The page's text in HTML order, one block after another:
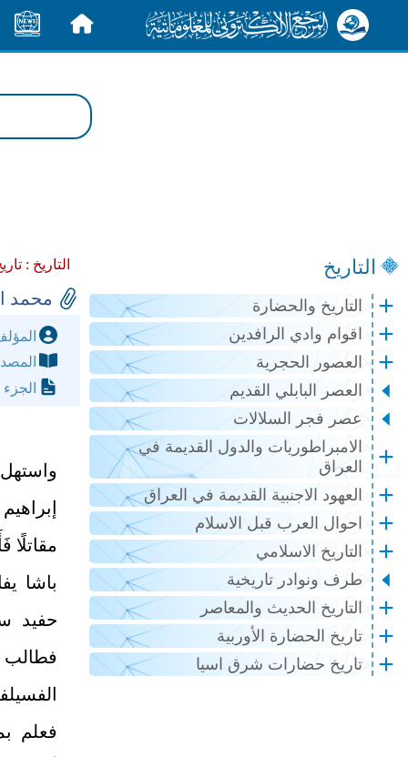
التاريخ
التاريخ والحضارة
اقوام وادي الرافدين
العصور الحجرية
العصر البابلي القديم
عصر فجر السلالات
الامبراطوريات والدول القديمة في
العراق
العهود الاجنبية القديمة في العراق
احوال العرب قبل الاسلام
التاريخ الاسلامي
طرف ونوادر تاريخية
التاريخ الحديث والمعاصر
تاريخ الحضارة الأوربية
تاريخ حضارات شرق اسيا
التاريخ :
محمد
باشا
حفيد
فعلم